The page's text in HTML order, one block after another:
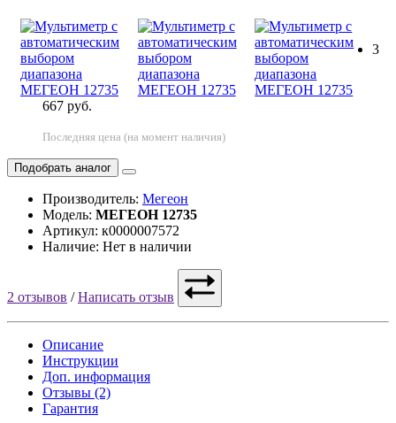
3
667 руб.
Последняя цена (на момент наличия)
Подобрать аналог
Производитель: Мегеон
Модель: МЕГЕОН 12735
Артикул: к0000007572
Наличие: Нет в наличии
2 отзывов /Написать отзыв
Описание
Инструкции
Доп. информация
Отзывы (2)
Гарантия